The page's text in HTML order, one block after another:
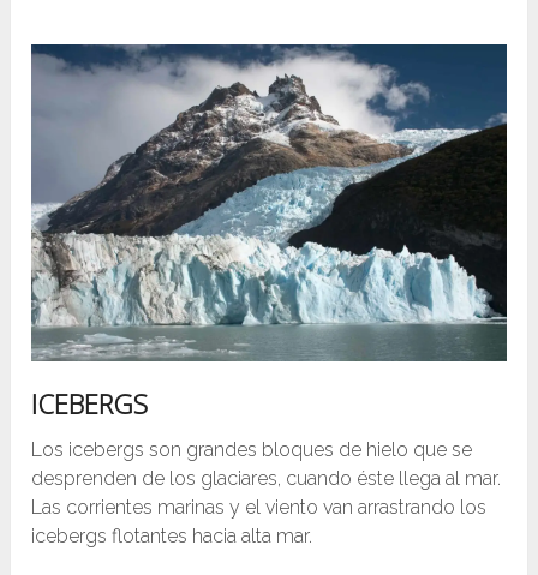
ICEBERGS
Los icebergs son grandes bloques de hielo que se
desprenden de los glaciares, cuando éste llega al mar.
Las corrientes marinas y el viento van arrastrando los
icebergs flotantes hacia alta mar.